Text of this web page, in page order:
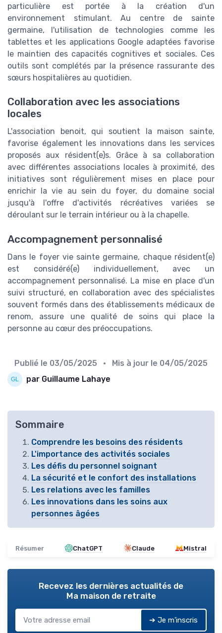
particulière est portée à la création d'un
environnement stimulant. Au centre de sainte
germaine, l'utilisation de technologies comme les
tablettes et les applications Google adaptées favorise
le maintien des capacités cognitives et sociales. Ces
outils sont complétés par la présence rassurante des
sœurs hospitalières au quotidien.
Collaboration avec les associations
locales
L'association benoit, qui soutient la maison sainte,
favorise également les innovations dans les services
proposés aux résident(e)s. Grâce à sa collaboration
avec différentes associations locales à proximité, des
initiatives sont régulièrement mises en place pour
enrichir la vie au sein du foyer, du domaine social
jusqu'à l'offre d'activités récréatives variées se
déroulant sur le terrain intérieur ou à la chapelle.
Accompagnement personnalisé
Dans le foyer vie sainte germaine, chaque résident(e)
est considéré(e) individuellement, avec un
accompagnement personnalisé. La mise en place d'un
suivi structuré, en collaboration avec des spécialistes
souvent formés dans des établissements médicaux de
renom, assure une qualité de soins qui place la
personne au cœur des préoccupations.
Publié le 03/05/2025 • Mis à jour le 04/05/2025
par Guillaume Lahaye
Sommaire
Comprendre les besoins des résidents
L'importance des activités sociales
Les défis du personnel soignant
La sécurité et le confort des installations
Les relations avec les familles
Les innovations dans les soins aux
personnes âgées
Résumer ChatGPT Claude Mistral
Recevez les dernières actualités de
Ma maison de retraite
➔ Je m'inscris